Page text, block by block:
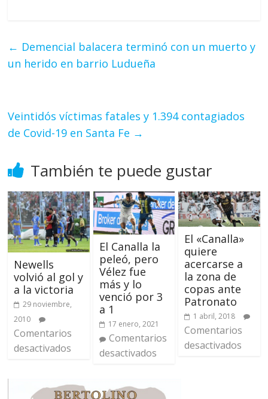
← Demencial balacera terminó con un muerto y
un herido en barrio Ludueña
Veintidós víctimas fatales y 1.394 contagiados
de Covid-19 en Santa Fe →
También te puede gustar
Newells
volvió al gol y
a la victoria
29 noviembre,
2010
Comentarios
desactivados
El Canalla la
peleó, pero
Vélez fue
más y lo
venció por 3
a 1
17 enero, 2021
Comentarios
desactivados
El «Canalla»
quiere
acercarse a
la zona de
copas ante
Patronato
1 abril, 2018
Comentarios
desactivados